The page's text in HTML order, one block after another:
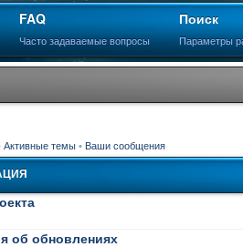
FAQ
Часто задаваемые вопросы
Поиск
Параметры
Активные темы • Ваши сообщения
об обновлениях